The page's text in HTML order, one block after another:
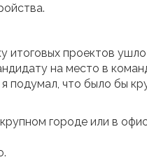
итоговых проектов
на место в
подумал, что было бы
городе или в